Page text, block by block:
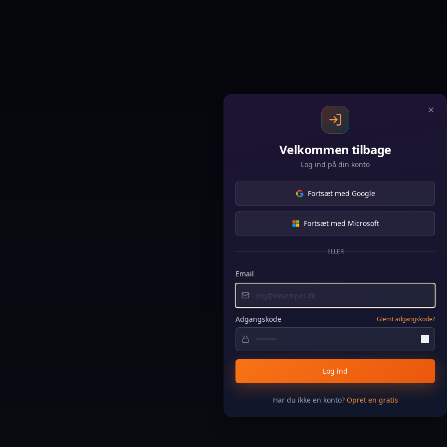
Velkommen tilbage
Log ind på din konto
Fortsæt med Google
Fortsæt med Microsoft
ELLER
Email
Adgangskode Glemt adgangskode?
Log ind
Har du ikke en konto? Opret en gratis